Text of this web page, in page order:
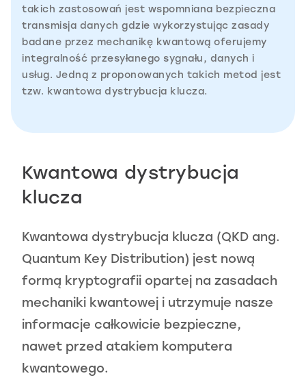
takich zastosowań jest wspomniana bezpieczna
transmisja danych gdzie wykorzystując zasady
badane przez mechanikę kwantową oferujemy
integralność przesyłanego sygnału, danych i
usług. Jedną z proponowanych takich metod jest
tzw. kwantowa dystrybucja klucza.
Kwantowa dystrybucja
klucza
Kwantowa dystrybucja klucza (QKD ang.
Quantum Key Distribution) jest nową
formą kryptografii opartej na zasadach
mechaniki kwantowej i utrzymuje nasze
informacje całkowicie bezpieczne,
nawet przed atakiem komputera
kwantowego.